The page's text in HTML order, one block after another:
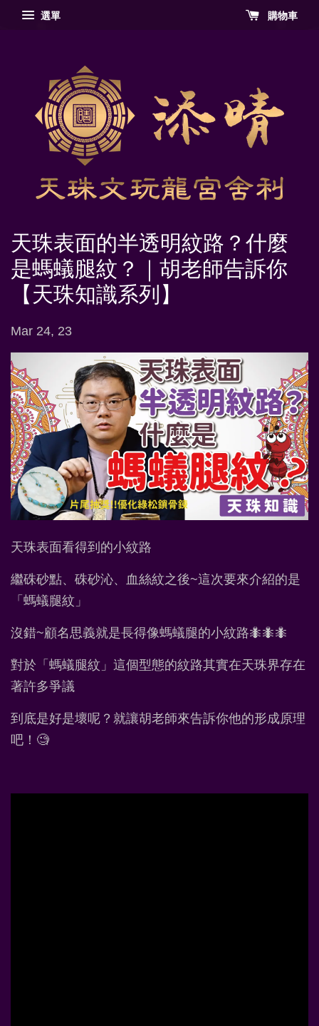
選單 購物車
天珠表面的半透明紋路？什麼
是螞蟻腿紋？｜胡老師告訴你
【天珠知識系列】
Mar 24, 23
天珠表面看得到的小紋路
繼硃砂點、硃砂沁、血絲紋之後~這次要來介紹的是
「螞蟻腿紋」
沒錯~顧名思義就是長得像螞蟻腿的小紋路🐜🐜🐜
對於「螞蟻腿紋」這個型態的紋路其實在天珠界存在
著許多爭議
到底是好是壞呢？就讓胡老師來告訴你他的形成原理
吧！🧐